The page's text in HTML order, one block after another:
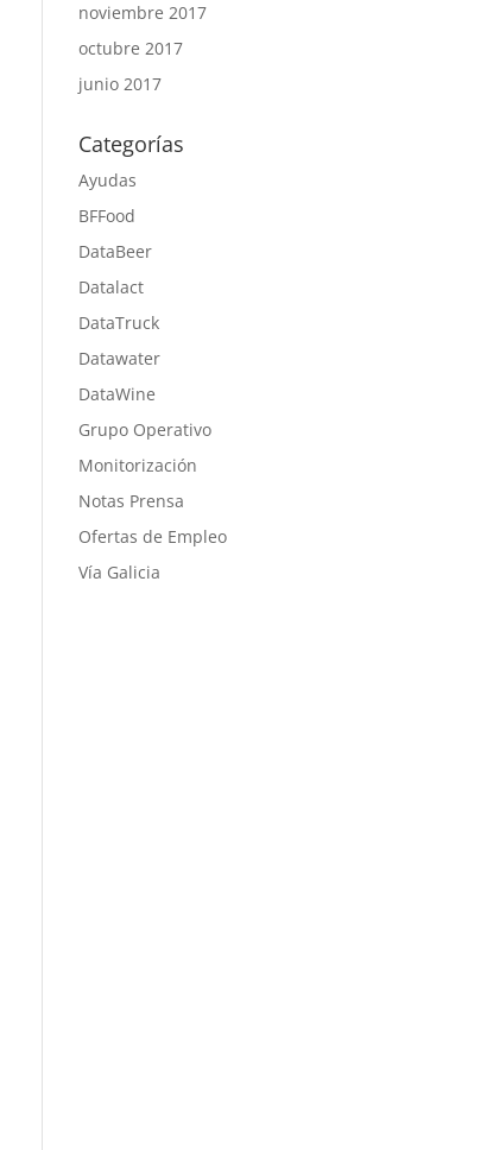
noviembre 2017
octubre 2017
junio 2017
Categorías
Ayudas
BFFood
DataBeer
Datalact
DataTruck
Datawater
DataWine
Grupo Operativo
Monitorización
Notas Prensa
Ofertas de Empleo
Vía Galicia